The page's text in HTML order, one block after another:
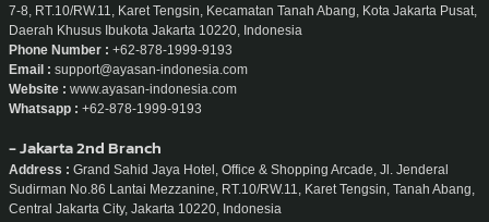
7-8, RT.10/RW.11, Karet Tengsin, Kecamatan Tanah Abang, Kota Jakarta Pusat,
Daerah Khusus Ibukota Jakarta 10220, Indonesia
Phone Number : +62-878-1999-9193
Email : support@ayasan-indonesia.com
Website : www.ayasan-indonesia.com
Whatsapp : +62-878-1999-9193
- Jakarta 2nd Branch
Address : Grand Sahid Jaya Hotel, Office & Shopping Arcade, Jl. Jenderal
Sudirman No.86 Lantai Mezzanine, RT.10/RW.11, Karet Tengsin, Tanah Abang,
Central Jakarta City, Jakarta 10220, Indonesia